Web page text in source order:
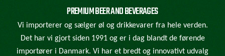
PREMIUM BEER AND BEVERAGES
Vi importerer og sælger øl og drikkevarer fra hele verden.
Det har vi gjort siden 1991 og er i dag blandt de førende
importører i Danmark. Vi har et bredt og innovativt udvalg